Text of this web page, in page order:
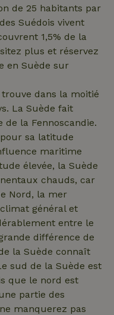
de 25 habitants par
Suédois vivent
1,5% de la
plus et réservez
en Suède sur
dans la moitié
La Suède fait
de la Fennoscandie.
sa latitude
maritime
élevée, la Suède
chauds, car
Nord, la mer
général et
entre le
différence de
la Suède connaît
sud de la Suède est
que le nord est
partie des
manquerez pas
l'état de la
session.
informations
manière
l'utilisateur
final utilise
le site Web
et sur toute
l'utilisateur
final a pu
voir avant
ledit site